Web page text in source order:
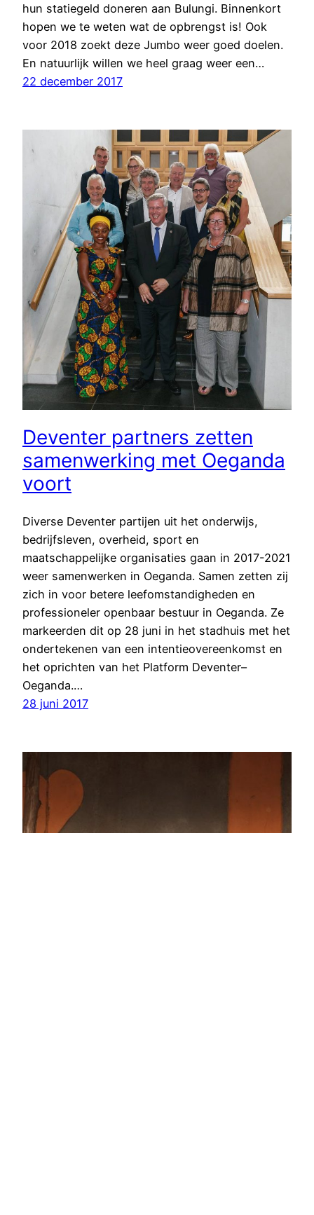
hun statiegeld doneren aan Bulungi. Binnenkort
hopen we te weten wat de opbrengst is! Ook
voor 2018 zoekt deze Jumbo weer goed doelen.
En natuurlijk willen we heel graag weer een…
22 december 2017
Deventer partners zetten
samenwerking met Oeganda
voort
Diverse Deventer partijen uit het onderwijs,
bedrijfsleven, overheid, sport en
maatschappelijke organisaties gaan in 2017-2021
weer samenwerken in Oeganda. Samen zetten zij
zich in voor betere leefomstandigheden en
professioneler openbaar bestuur in Oeganda. Ze
markeerden dit op 28 juni in het stadhuis met het
ondertekenen van een intentieovereenkomst en
het oprichten van het Platform Deventer–
Oeganda.…
28 juni 2017